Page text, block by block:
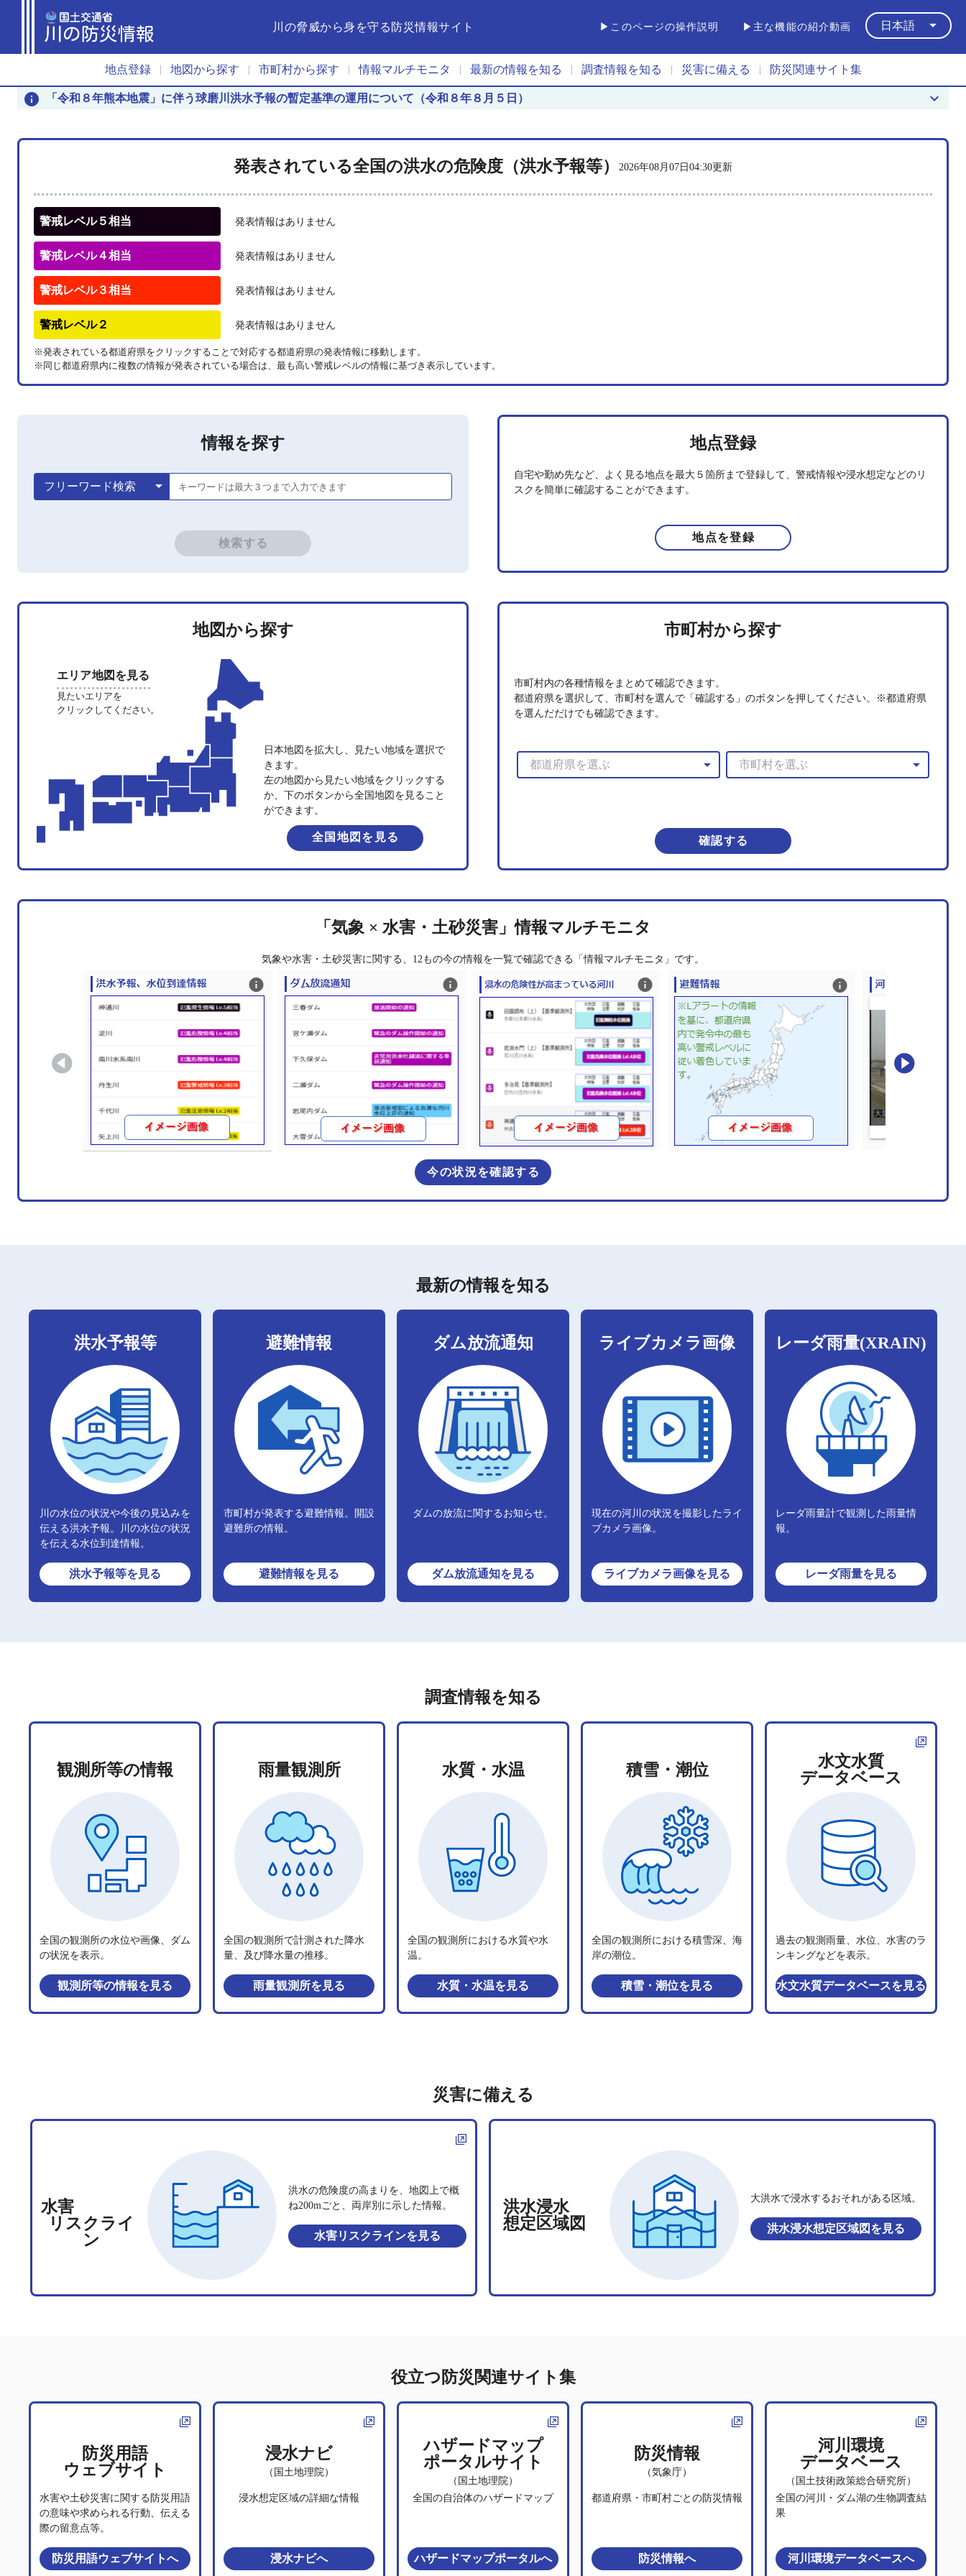
川の脅威から身を守る防災情報サイト ▶このページの操作説明 ▶主な機能の紹介動画 日本語 arrow_drop_down
地点登録 地図から探す 市町村から探す 情報マルチモニタ 最新の情報を知る 調査情報を知る 災害に備える 防災関連サイト集
info 「令和８年熊本地震」に伴う球磨川洪水予報の暫定基準の運用について（令和８年８月５日） keyboard_arrow_down
発表されている全国の洪水の危険度 （洪水予報等） 2026年08月07日04:30更新
警戒レベル５相当 発表情報はありません
警戒レベル４相当 発表情報はありません
警戒レベル３相当 発表情報はありません
警戒レベル２ 発表情報はありません
※発表されている都道府県をクリックすることで対応する都道府県の発表情報に移動します。
※同じ都道府県内に複数の情報が発表されている場合は、最も高い警戒レベルの情報に基づき表示しています。
情報を探す
フリーワード検索 arrow_drop_down キーワードは最大３つまで入力できます
検索する
地点登録
自宅や勤め先など、よく見る地点を最大５箇所まで登録して、警戒情報や浸水想定などのリ
スクを簡単に確認することができます。
地点を登録
地図から探す
エリア地図を見る
見たいエリアを
クリックしてください。
日本地図を拡大し、見たい地域を選択で
きます。
左の地図から見たい地域をクリックする
か、下のボタンから全国地図を見ること
ができます。
全国地図を見る
市町村から探す
市町村内の各種情報をまとめて確認できます。
都道府県を選択して、市町村を選んで「確認する」のボタンを押してください。※都道府県
を選んだだけでも確認できます。
arrow_drop_down arrow_drop_down
確認する
「気象 × 水害・土砂災害」情報マルチモニタ
気象や水害・土砂災害に関する、12もの今の情報を一覧で確認できる「情報マルチモニタ」です。
今の状況を確認する
最新の情報を知る
洪水予報等
川の水位の状況や今後の見込みを
伝える洪水予報。川の水位の状況
を伝える水位到達情報。
洪水予報等を見る
避難情報
市町村が発表する避難情報。開設
避難所の情報。
避難情報を見る
ダム放流通知
ダムの放流に関するお知らせ。
ダム放流通知を見る
ライブカメラ画像
現在の河川の状況を撮影したライ
ブカメラ画像。
ライブカメラ画像を見る
レーダ雨量(XRAIN)
レーダ雨量計で観測した雨量情
報。
レーダ雨量を見る
調査情報を知る
観測所等の情報
全国の観測所の水位や画像、ダム
の状況を表示。
観測所等の情報を見る
雨量観測所
全国の観測所で計測された降水
量、及び降水量の推移。
雨量観測所を見る
水質・水温
全国の観測所における水質や水
温。
水質・水温を見る
積雪・潮位
全国の観測所における積雪深、海
岸の潮位。
積雪・潮位を見る
水文水質
データベース
過去の観測雨量、水位、水害のラ
ンキングなどを表示。
水文水質データベースを見る
災害に備える
水害
リスクライ
ン
洪水の危険度の高まりを、地図上で概
ね200mごと、両岸別に示した情報。
水害リスクラインを見る
洪水浸水
想定区域図
大洪水で浸水するおそれがある区域。
洪水浸水想定区域図 を見る
役立つ防災関連サイト集
防災用語
ウェブサイト
水害や土砂災害に関する防災用語
の意味や求められる行動、伝える
際の留意点等。
防災用語ウェブサイトへ
浸水ナビ
（国土地理院）
浸水想定区域の詳細な情報
浸水ナビへ
ハザードマップ
ポータルサイト
（国土地理院）
全国の自治体のハザードマップ
ハザードマップポータルへ
防災情報
（気象庁）
都道府県・市町村ごとの防災情報
防災情報へ
河川環境
データベース
（国土技術政策総合研究所）
全国の河川・ダム湖の生物調査結
果
河川環境データベースへ